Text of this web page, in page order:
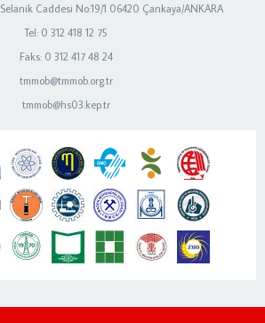
Caddesi No:19/1 06420 Çankaya/ANKARA
Tel: 0 312 418 12 75
Faks: 0 312 417 48 24
tmmob@tmmob.org.tr
tmmob@hs03.kep.tr